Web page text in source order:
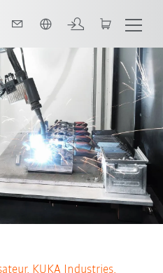
du système
KUKA Industries,